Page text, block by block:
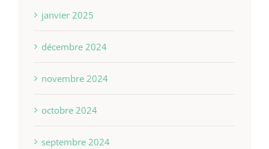
janvier 2025
décembre 2024
novembre 2024
octobre 2024
septembre 2024